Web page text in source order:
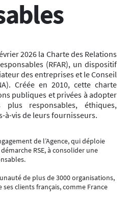
2026 la Charte des Relations
(RFAR), un dispositif
des entreprises et le Conseil
Créée en 2010, cette charte
publiques et privées à adopter
plus responsables, éthiques,
à-vis de leurs fournisseurs.
de l’Agence, qui déploie
RSE, à consolider une
de plus de 3000 organisations,
clients français, comme France